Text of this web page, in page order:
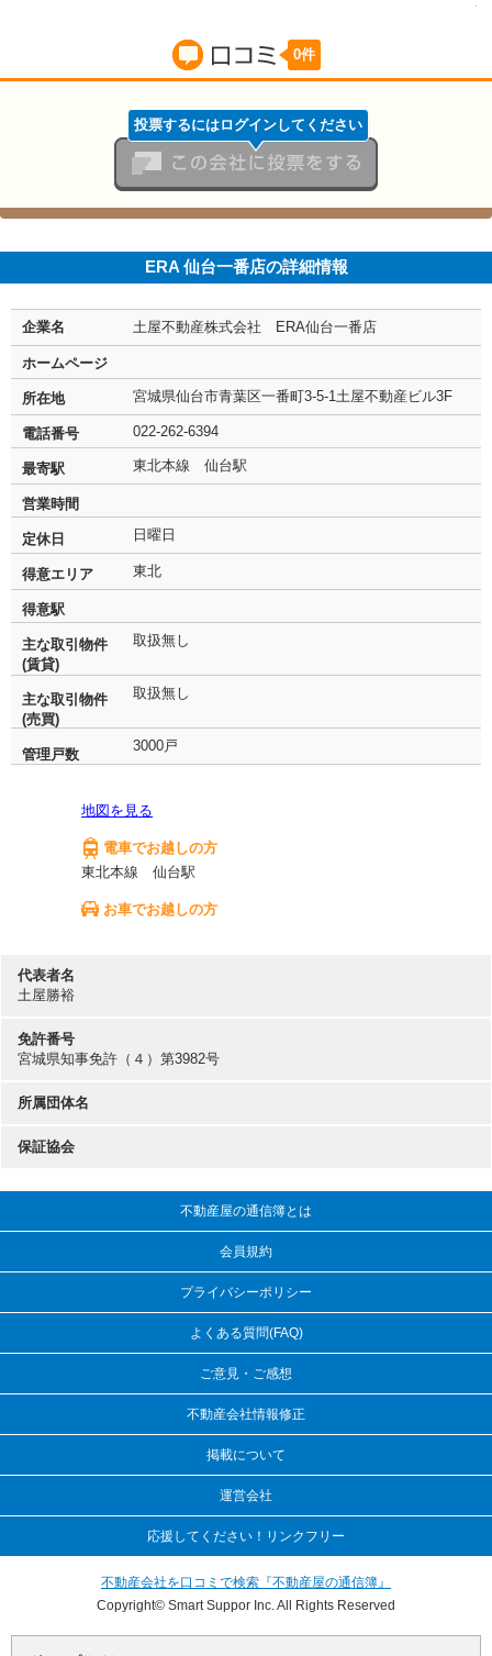
口コミ
0件
投票するにはログインしてください
ERA 仙台一番店の詳細情報
企業名 土屋不動産株式会社 ERA仙台一番店
ホームページ
所在地 宮城県仙台市青葉区一番町3-5-1土屋不動産ビル3F
電話番号 022-262-6394
最寄駅 東北本線 仙台駅
営業時間
定休日 日曜日
得意エリア 東北
得意駅
主な取引物件
(賃貸)
取扱無し
主な取引物件
(売買)
取扱無し
管理戸数
3000戸
地図を見る
電車でお越しの方
東北本線 仙台駅
お車でお越しの方
代表者名
土屋勝裕
免許番号
宮城県知事免許（４）第3982号
所属団体名
保証協会
不動産屋の通信簿とは
会員規約
プライバシーポリシー
よくある質問(FAQ)
ご意見・ご感想
不動産会社情報修正
掲載について
運営会社
応援してください！リンクフリー
不動産会社を口コミで検索『不動産屋の通信簿』
Copyright© Smart Suppor Inc. All Rights Reserved